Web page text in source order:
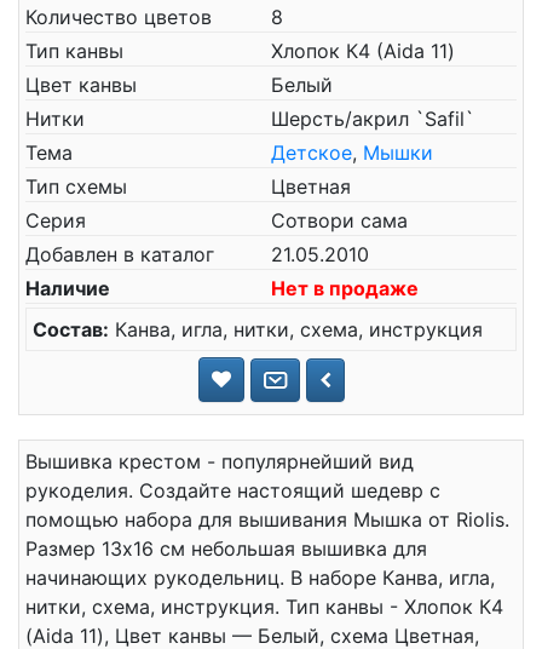
Количество цветов
8
Тип канвы
Хлопок К4 (Aida 11)
Цвет канвы
Белый
Нитки
Шерсть/акрил `Safil`
Тема
Детское, Мышки
Тип схемы
Цветная
Серия
Сотвори сама
Добавлен в каталог
21.05.2010
Наличие
Нет в продаже
Состав: Канва, игла, нитки, схема, инструкция
Вышивка крестом - популярнейший вид
рукоделия. Создайте настоящий шедевр с
помощью набора для вышивания Мышка от Riolis.
Размер 13x16 см небольшая вышивка для
начинающих рукодельниц. В наборе Канва, игла,
нитки, схема, инструкция. Тип канвы - Хлопок К4
(Aida 11), Цвет канвы — Белый, схема Цветная,